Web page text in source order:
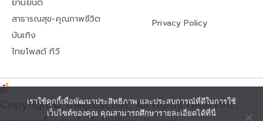
ยานยนต์
สาธารณสุข-คุณภาพชีวิต
บันเทิง
ไทยโพสต์ ทีวี
Privacy Policy
Copyright© thaipost.net, All rights reserved.,
เราใช้คุกกี้เพื่อพัฒนาประสิทธิภาพ และประสบการณ์ที่ดีในการใช้
เว็บไซต์ของคุณ คุณสามารถศึกษารายละเอียดได้ที่นี่